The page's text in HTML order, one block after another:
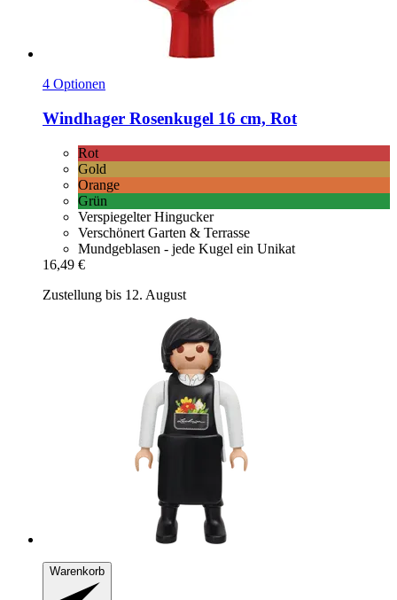
4 Optionen
Windhager Rosenkugel 16 cm, Rot
Rot
Gold
Orange
Grün
Verspiegelter Hingucker
Verschönert Garten & Terrasse
Mundgeblasen - jede Kugel ein Unikat
16,49 €
Zustellung bis 12. August
Warenkorb